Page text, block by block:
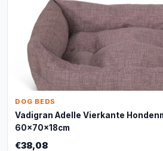
DOG BEDS
Vadigran Adelle Vierkante
60x70x18cm
€38,08